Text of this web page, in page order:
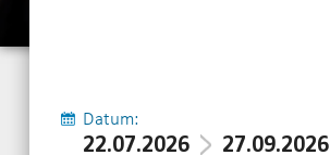
Datum:
22.07.2026 27.09.2026